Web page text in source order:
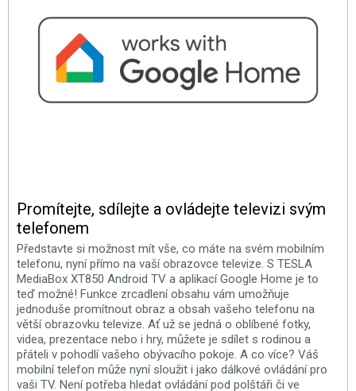
Promítejte, sdílejte a ovládejte televizi svým
telefonem
Představte si možnost mít vše, co máte na svém mobilním
telefonu, nyní přímo na vaší obrazovce televize. S TESLA
MediaBox XT850 Android TV a aplikací Google Home je to
teď možné! Funkce zrcadlení obsahu vám umožňuje
jednoduše promítnout obraz a obsah vašeho telefonu na
větší obrazovku televize. Ať už se jedná o oblíbené fotky,
videa, prezentace nebo i hry, můžete je sdílet s rodinou a
přáteli v pohodlí vašeho obývacího pokoje. A co více? Váš
mobilní telefon může nyní sloužit i jako dálkové ovládání pro
vaši TV. Není potřeba hledat ovládání pod polštáři či ve